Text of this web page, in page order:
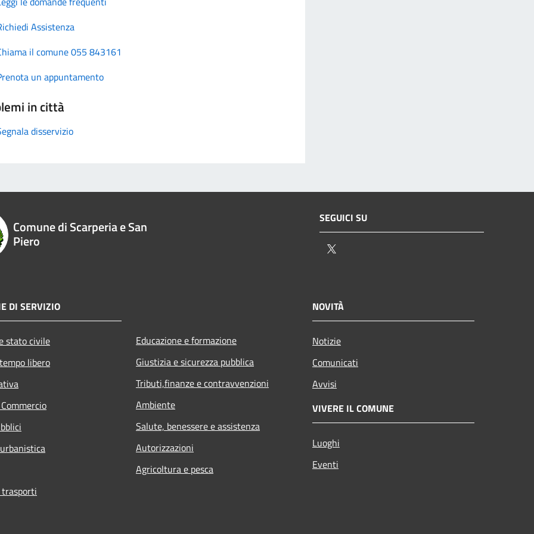
Assistenza
il comune 055 843161
un appuntamento
in città
disservizio
Comune di Scarperia e San
Piero
SEGUICI SU
DI SERVIZIO
stato civile
libero
Educazione e formazione
Giustizia e sicurezza pubblica
Tributi,finanze e contravvenzioni
Ambiente
Salute, benessere e assistenza
Autorizzazioni
Agricoltura e pesca
NOVITÀ
Notizie
Comunicati
Avvisi
VIVERE IL COMUNE
Luoghi
Eventi